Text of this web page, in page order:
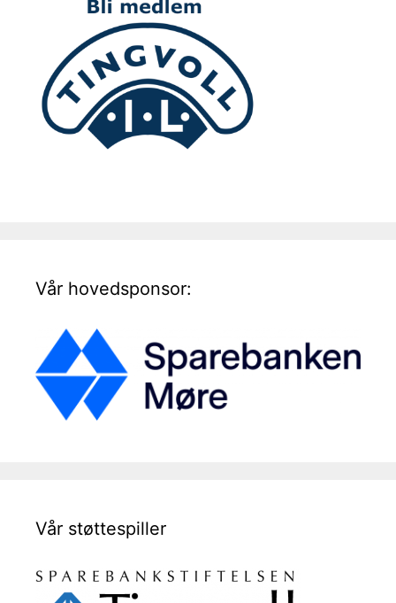
Vår hovedsponsor:
Vår støttespiller